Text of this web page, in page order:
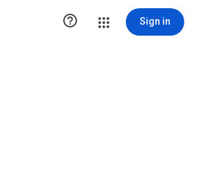
 Sign in